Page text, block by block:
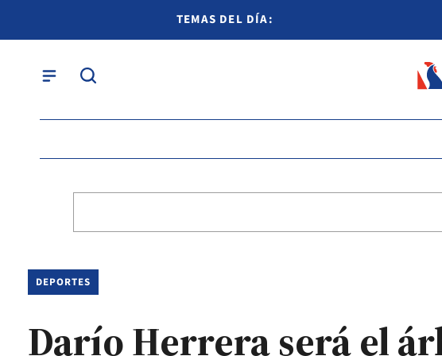
TEMAS DEL DÍA:
DEPORTES
Darío Herrera será el